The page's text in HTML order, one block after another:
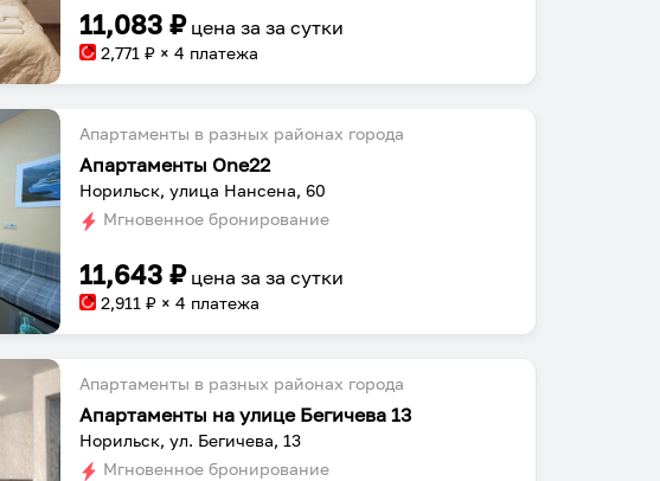
11,083 ₽ цена заза сутки
2,771 ₽ × 4 платежа
Апартаменты в разных районах города
Апартаменты One22
Норильск, улица Нансена, 60
Мгновенное бронирование
11,643 ₽ цена заза сутки
2,911 ₽ × 4 платежа
Апартаменты в разных районах города
Апартаменты на улице Бегичева 13
Норильск, ул. Бегичева, 13
Мгновенное бронирование